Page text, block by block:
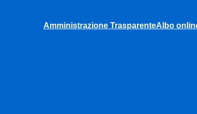
Amministrazione TrasparenteAlbo